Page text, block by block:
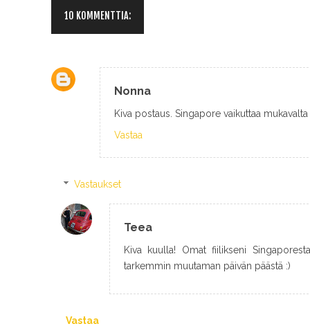
10 KOMMENTTIA:
Nonna
Kiva postaus. Singapore vaikuttaa
Vastaa
Vastaukset
Teea
Kiva kuulla! Omat fiilikseni
tarkemmin muutaman päivän päästä :)
Vastaa